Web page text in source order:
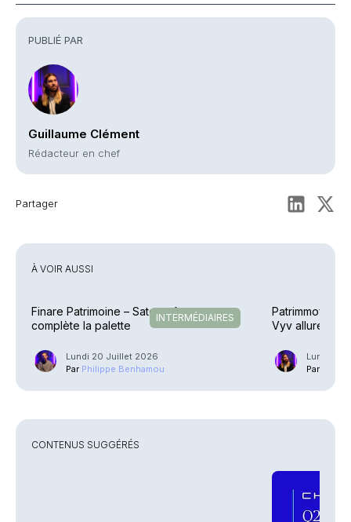
PUBLIÉ PAR
Guillaume Clément
Rédacteur en chef
Partager
À VOIR AUSSI
INTERMÉDIAIRES
Finare Patrimoine – Sateco Assurance
complète la palette
Lundi 20 Juillet 2026
Par Philippe Benhamou
Patrimmofi –
Vyv allure
Lundi 13
Par
CONTENUS SUGGÉRÉS